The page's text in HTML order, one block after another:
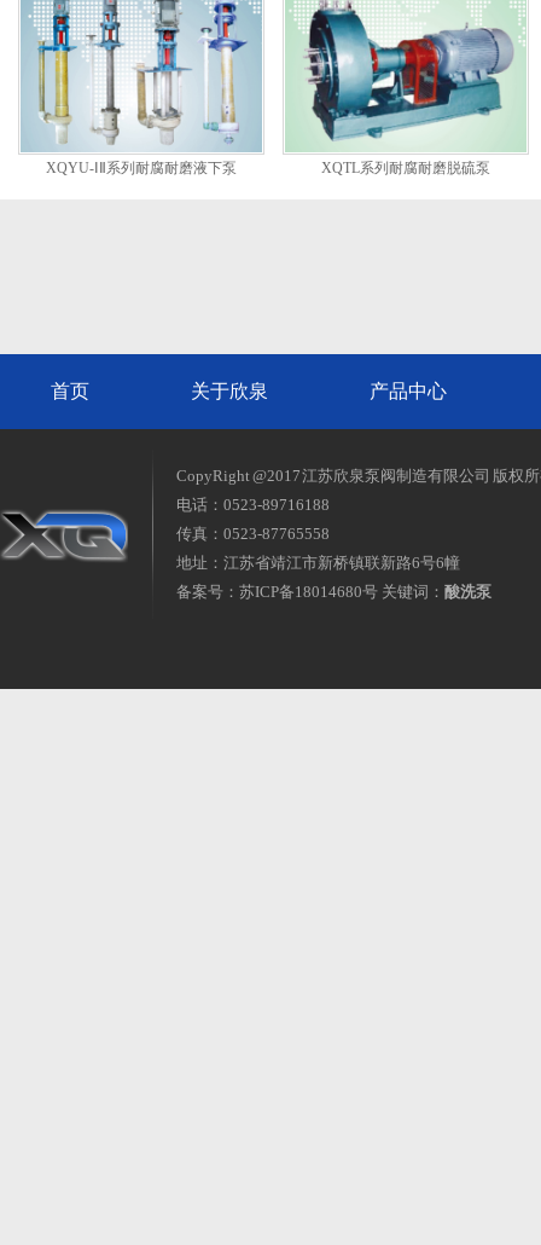
XQYU-ⅠⅡ系列耐腐耐磨液下泵 XQTL系列耐腐耐磨脱硫泵
首页 关于欣泉 产品中心
CopyRight @2017 江苏欣泉泵阀制造有限公司 版权
电话：0523-89716188
传真：0523-87765558
地址：江苏省靖江市新桥镇联新路6号6幢
备案号： 苏ICP备18014680号 关键词： 酸洗泵